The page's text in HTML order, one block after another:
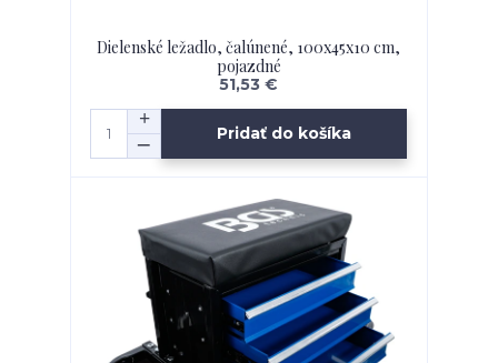
Dielenské ležadlo, čalúnené, 100x45x10 cm,
pojazdné
51,53 €
Pridať do košíka